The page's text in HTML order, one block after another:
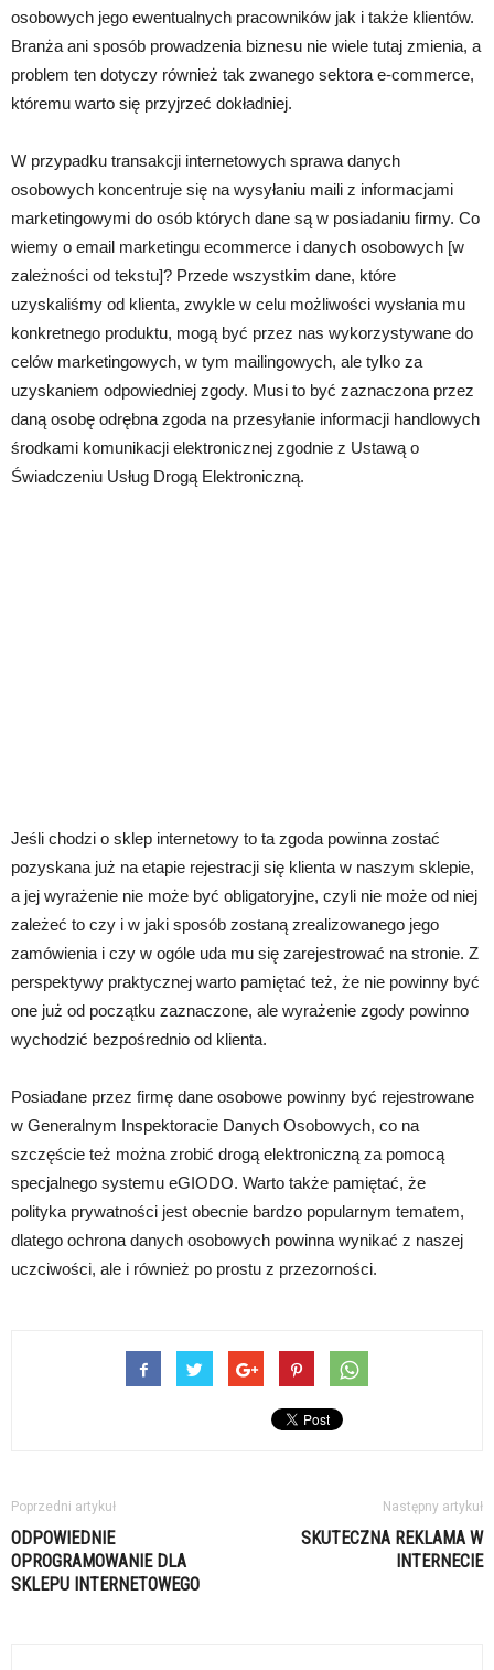
osobowych jego ewentualnych pracowników jak i także klientów.
Branża ani sposób prowadzenia biznesu nie wiele tutaj zmienia, a
problem ten dotyczy również tak zwanego sektora e-commerce,
któremu warto się przyjrzeć dokładniej.
W przypadku transakcji internetowych sprawa danych
osobowych koncentruje się na wysyłaniu maili z informacjami
marketingowymi do osób których dane są w posiadaniu firmy. Co
wiemy o email marketingu ecommerce i danych osobowych [w
zależności od tekstu]? Przede wszystkim dane, które
uzyskaliśmy od klienta, zwykle w celu możliwości wysłania mu
konkretnego produktu, mogą być przez nas wykorzystywane do
celów marketingowych, w tym mailingowych, ale tylko za
uzyskaniem odpowiedniej zgody. Musi to być zaznaczona przez
daną osobę odrębna zgoda na przesyłanie informacji handlowych
środkami komunikacji elektronicznej zgodnie z Ustawą o
Świadczeniu Usług Drogą Elektroniczną.
Jeśli chodzi o sklep internetowy to ta zgoda powinna zostać
pozyskana już na etapie rejestracji się klienta w naszym sklepie,
a jej wyrażenie nie może być obligatoryjne, czyli nie może od niej
zależeć to czy i w jaki sposób zostaną zrealizowanego jego
zamówienia i czy w ogóle uda mu się zarejestrować na stronie. Z
perspektywy praktycznej warto pamiętać też, że nie powinny być
one już od początku zaznaczone, ale wyrażenie zgody powinno
wychodzić bezpośrednio od klienta.
Posiadane przez firmę dane osobowe powinny być rejestrowane
w Generalnym Inspektoracie Danych Osobowych, co na
szczęście też można zrobić drogą elektroniczną za pomocą
specjalnego systemu eGIODO. Warto także pamiętać, że
polityka prywatności jest obecnie bardzo popularnym tematem,
dlatego ochrona danych osobowych powinna wynikać z naszej
uczciwości, ale i również po prostu z przezorności.
Poprzedni artykuł
ODPOWIEDNIE
OPROGRAMOWANIE DLA
SKLEPU INTERNETOWEGO
Następny artykuł
SKUTECZNA REKLAMA W
INTERNECIE